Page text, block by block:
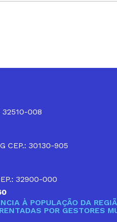
008
CEP.: 30130-905
32900-000
À POPULAÇÃO DA
POR GESTORES